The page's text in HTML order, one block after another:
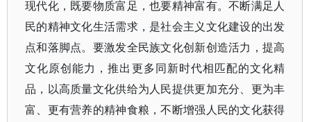
现代化，既要物质富足，也要精神富有。不断满足人
民的精神文化生活需求，是社会主义文化建设的出发
点和落脚点。要激发全民族文化创新创造活力，提高
文化原创能力，推出更多同新时代相匹配的文化精
品，以高质量文化供给为人民提供更加充分、更为丰
富、更有营养的精神食粮，不断增强人民的文化获得